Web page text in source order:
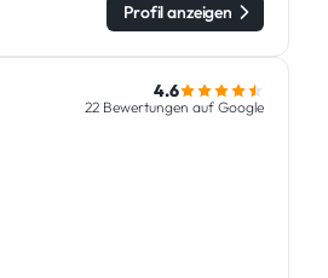
Profil anzeigen
4.6
22 Bewertungen auf Google